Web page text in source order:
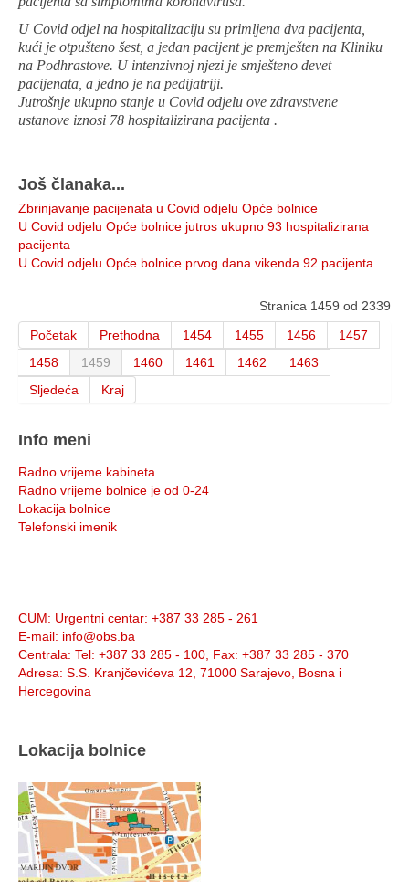
U Covid odjel na hospitalizaciju su primljena dva pacijenta,
kući je otpušteno šest, a jedan pacijent je premješten na Kliniku
na Podhrastove. U intenzivnoj njezi je smješteno devet
pacijenata, a jedno je na pedijatriji.
Jutrošnje ukupno stanje u Covid odjelu ove zdravstvene
ustanove iznosi 78 hospitalizirana pacijenta .
Još članaka...
Zbrinjavanje pacijenata u Covid odjelu Opće bolnice
U Covid odjelu Opće bolnice jutros ukupno 93 hospitalizirana
pacijenta
U Covid odjelu Opće bolnice prvog dana vikenda 92 pacijenta
Stranica 1459 od 2339
Početak
Prethodna 1454 1455 1456
1457
1458
1459 1460 1461 1462
1463
Sljedeća
Kraj
Info meni
Radno vrijeme kabineta
Radno vrijeme bolnice je od 0-24
Lokacija bolnice
Telefonski imenik
CUM: Urgentni centar: +387 33 285 - 261
E-mail: info@obs.ba
Centrala: Tel: +387 33 285 - 100, Fax: +387 33 285 - 370
Adresa: S.S. Kranjčevićeva 12, 71000 Sarajevo, Bosna i
Hercegovina
Lokacija bolnice